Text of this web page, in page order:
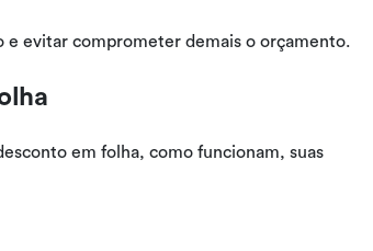
e evitar comprometer demais o orçamento.
em folha, como funcionam, suas